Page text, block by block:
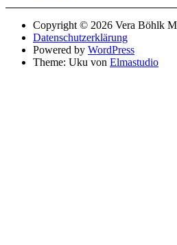
Copyright © 2026 Vera Böhlk
Datenschutzerklärung
Powered by WordPress
Theme: Uku von Elmastudio